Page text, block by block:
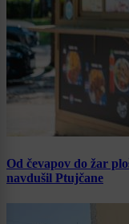
Od čevapov do žar
navdušil Ptujčane